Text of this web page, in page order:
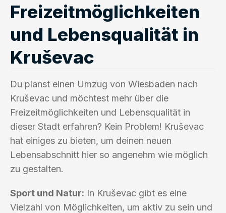
Freizeitmöglichkeiten
und Lebensqualität in
Kruševac
Du planst einen Umzug von Wiesbaden nach
Kruševac und möchtest mehr über die
Freizeitmöglichkeiten und Lebensqualität in
dieser Stadt erfahren? Kein Problem! Kruševac
hat einiges zu bieten, um deinen neuen
Lebensabschnitt hier so angenehm wie möglich
zu gestalten.
Sport und Natur: In Kruševac gibt es eine
Vielzahl von Möglichkeiten, um aktiv zu sein und